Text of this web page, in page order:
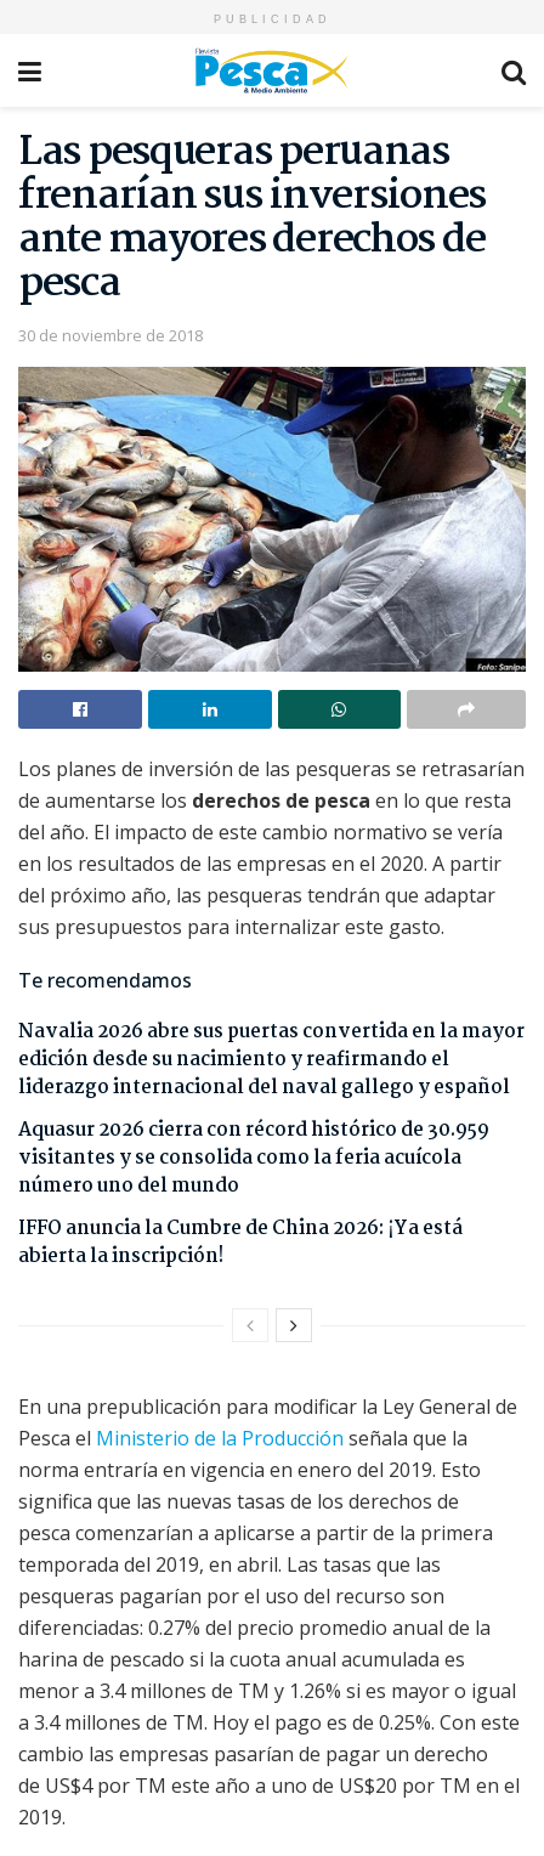
PUBLICIDAD
Las pesqueras peruanas
frenarían sus inversiones
ante mayores derechos de
pesca
30 de noviembre de 2018
Los planes de inversión de las pesqueras se retrasarían
de aumentarse los derechos de pesca en lo que resta
del año. El impacto de este cambio normativo se vería
en los resultados de las empresas en el 2020. A partir
del próximo año, las pesqueras tendrán que adaptar
sus presupuestos para internalizar este gasto.
Te recomendamos
Navalia 2026 abre sus puertas convertida en la mayor
edición desde su nacimiento y reafirmando el
liderazgo internacional del naval gallego y español
Aquasur 2026 cierra con récord histórico de 30.959
visitantes y se consolida como la feria acuícola
número uno del mundo
IFFO anuncia la Cumbre de China 2026: ¡Ya está
abierta la inscripción!
En una prepublicación para modificar la Ley General de
Pesca el Ministerio de la Producción señala que la
norma entraría en vigencia en enero del 2019. Esto
significa que las nuevas tasas de los derechos de
pesca comenzarían a aplicarse a partir de la primera
temporada del 2019, en abril. Las tasas que las
pesqueras pagarían por el uso del recurso son
diferenciadas: 0.27% del precio promedio anual de la
harina de pescado si la cuota anual acumulada es
menor a 3.4 millones de TM y 1.26% si es mayor o igual
a 3.4 millones de TM. Hoy el pago es de 0.25%. Con este
cambio las empresas pasarían de pagar un derecho
de US$4 por TM este año a uno de US$20 por TM en el
2019.